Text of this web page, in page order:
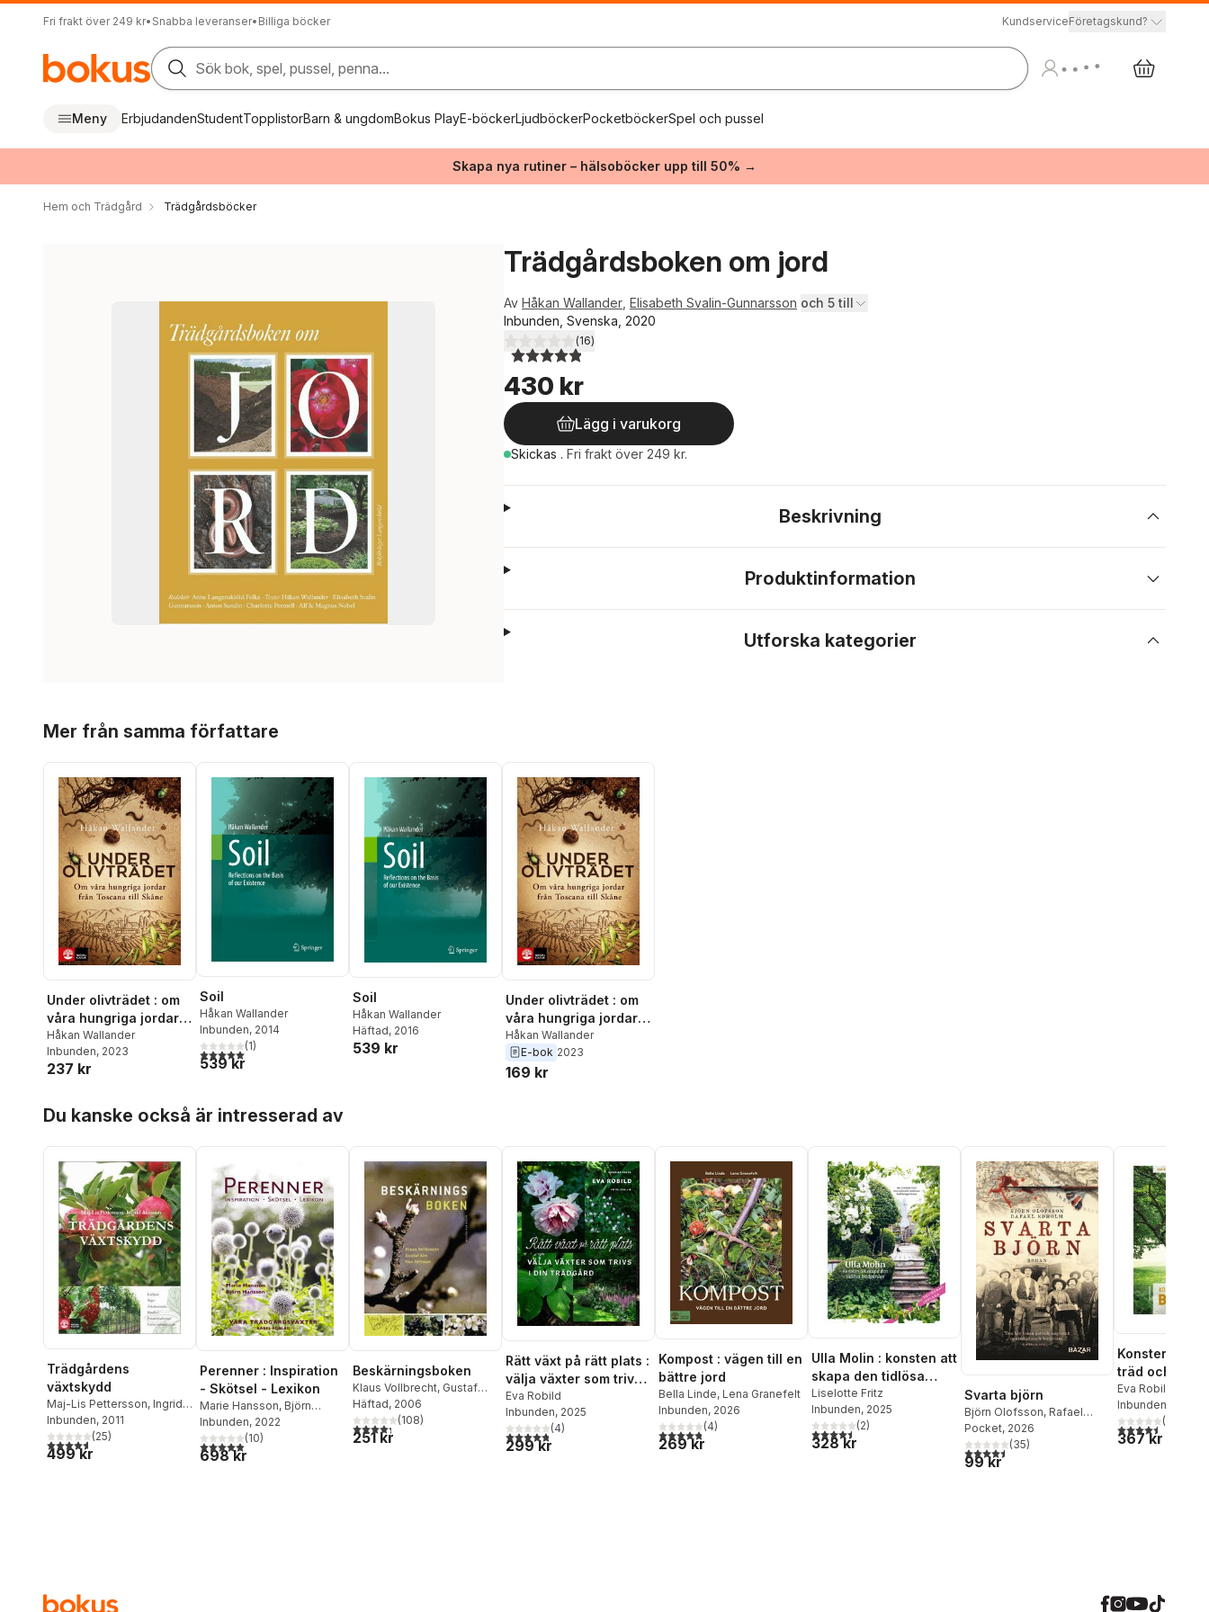
Fri frakt över 249 kr• Snabba leveranser• Billiga böcker KundserviceFöretagskund?
Sök bok, spel, pussel, penna...
Meny ErbjudandenStudentTopplistorBarn & ungdomBokus PlayE-böckerLjudböckerPocketböckerSpel och pussel
Skapa nya rutiner – hälsoböcker upp till 50% →
Hem och Trädgård Trädgårdsböcker
Trädgårdsboken om jord
Av Håkan Wallander Elisabeth Svalin-Gunnarsson och 5 till
Inbunden, Svenska, 2020
4,9utav 5 stjärnor. Totalt antal röster:
(16)
430 kr
Lägg i varukorg
Skickas . Fri frakt över 249 kr.
Beskrivning
Produktinformation
Utforska kategorier
Mer från samma författare
Under olivträdet : om
våra hungriga jordar
från Toscana till
Skåne
Håkan Wallander
Inbunden, 2023
237 kr
Soil
Håkan Wallander
Inbunden, 2014
5,0utav 5 stjärnor. Totalt antal röster:
(1)
539 kr
Soil
Håkan Wallander
Häftad, 2016
539 kr
Under olivträdet : om
våra hungriga jordar
från Toscana till
Skåne
Håkan Wallander
E-bok 2023
169 kr
Du kanske också är intresserad av
Trädgårdens
växtskydd
Maj-Lis Pettersson, Ingrid
Åkesson
Inbunden, 2011
4,6utav 5 stjärnor. Totalt antal röster:
(25)
499 kr
Perenner : Inspiration
- Skötsel - Lexikon
Marie Hansson, Björn
Hansson
Inbunden, 2022
4,9utav 5 stjärnor. Totalt antal röster:
(10)
698 kr
Beskärningsboken
Klaus Vollbrecht, Gustaf
Alm
Häftad, 2006
4,3utav 5 stjärnor. Totalt antal röster:
(108)
251 kr
Rätt växt på rätt plats :
välja växter som trivs i
din trädgård
Eva Robild
Inbunden, 2025
4,8utav 5 stjärnor. Totalt antal röster:
(4)
299 kr
Kompost : vägen till en
bättre jord
Bella Linde, Lena Granefelt
Inbunden, 2026
4,8utav 5 stjärnor. Totalt antal röster:
(4)
269 kr
Ulla Molin : konsten att
skapa den tidlösa
trädgården
Liselotte Fritz
Inbunden, 2025
4,5utav 5 stjärnor. Totalt antal röster:
(2)
328 kr
Svarta björn
Björn Olofsson, Rafael
Edholm
Pocket, 2026
4,5utav 5 stjärnor. Totalt antal röster:
(35)
99 kr
Konsten att
träd och
Eva Robild
Grundsten
Inbunden
4,5utav 5(
367 kr